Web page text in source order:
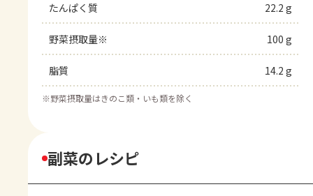
たんぱく質 22.2 g
野菜摂取量※ 100 g
脂質 14.2 g
※野菜摂取量はきのこ類・いも類を除く
副菜のレシピ